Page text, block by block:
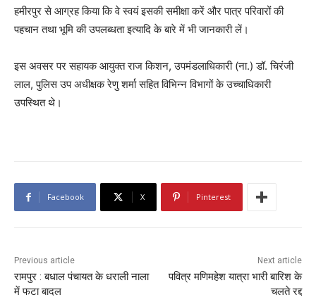
हमीरपुर से आग्रह किया कि वे स्वयं इसकी समीक्षा करें और पात्र परिवारों की
पहचान तथा भूमि की उपलब्धता इत्यादि के बारे में भी जानकारी लें।
इस अवसर पर सहायक आयुक्त राज किशन, उपमंडलाधिकारी (ना.) डॉ. चिरंजी
लाल, पुलिस उप अधीक्षक रेणु शर्मा सहित विभिन्न विभागों के उच्चाधिकारी
उपस्थित थे।
Facebook X Pinterest
Previous article
रामपुर : बधाल पंचायत के धराली नाला
में फटा बादल
Next article
पवित्र मणिमहेश यात्रा भारी बारिश के
चलते रद्द